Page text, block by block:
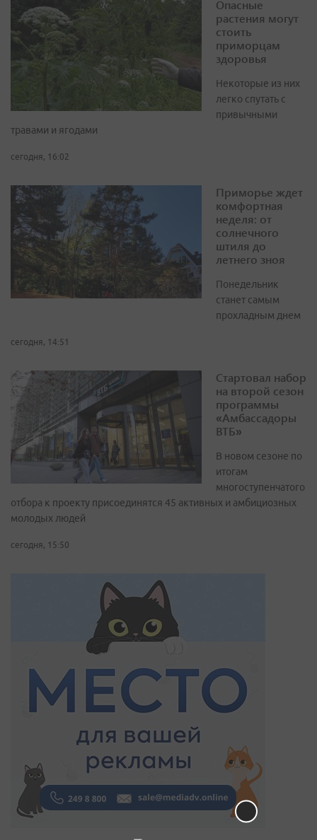
Опасные
растения могут
стоить
приморцам
здоровья
Некоторые из них
легко спутать с
привычными
травами и ягодами
сегодня, 16:02
Приморье ждет
комфортная
неделя: от
солнечного
штиля до
летнего зноя
Понедельник
станет самым
прохладным днем
сегодня, 14:51
Стартовал набор
на второй сезон
программы
«Амбассадоры
ВТБ»
В новом сезоне по
итогам
многоступенчатого
отбора к проекту присоединятся 45 активных и амбициозных
молодых людей
сегодня, 15:50